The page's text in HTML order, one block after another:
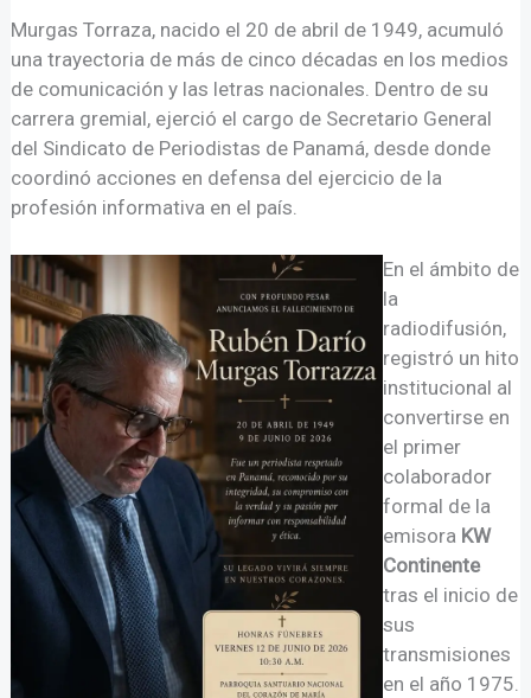
Murgas Torraza, nacido el 20 de abril de 1949, acumuló
una trayectoria de más de cinco décadas en los medios
de comunicación y las letras nacionales. Dentro de su
carrera gremial, ejerció el cargo de Secretario General
del Sindicato de Periodistas de Panamá, desde donde
coordinó acciones en defensa del ejercicio de la
profesión informativa en el país.
En el ámbito de
la
radiodifusión,
registró un hito
institucional al
convertirse en
el primer
colaborador
formal de la
emisora KW
Continente
tras el inicio de
sus
transmisiones
en el año 1975.